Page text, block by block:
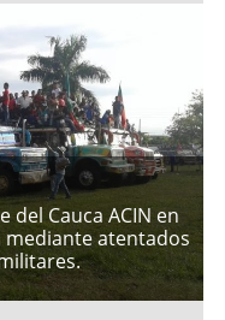
Cauca ACIN en
atentados